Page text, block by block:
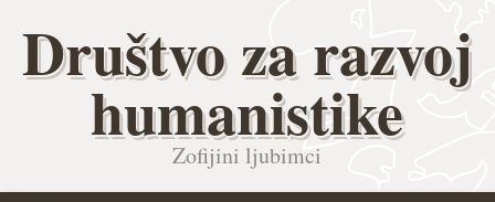
Društvo za razvoj
humanistike
Zofijini ljubimci